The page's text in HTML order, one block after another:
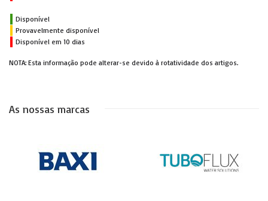
Disponível
Provavelmente disponível
Disponível em 10 dias
NOTA: Esta informação pode alterar-se devido à rotatividade dos artigos.
As nossas marcas